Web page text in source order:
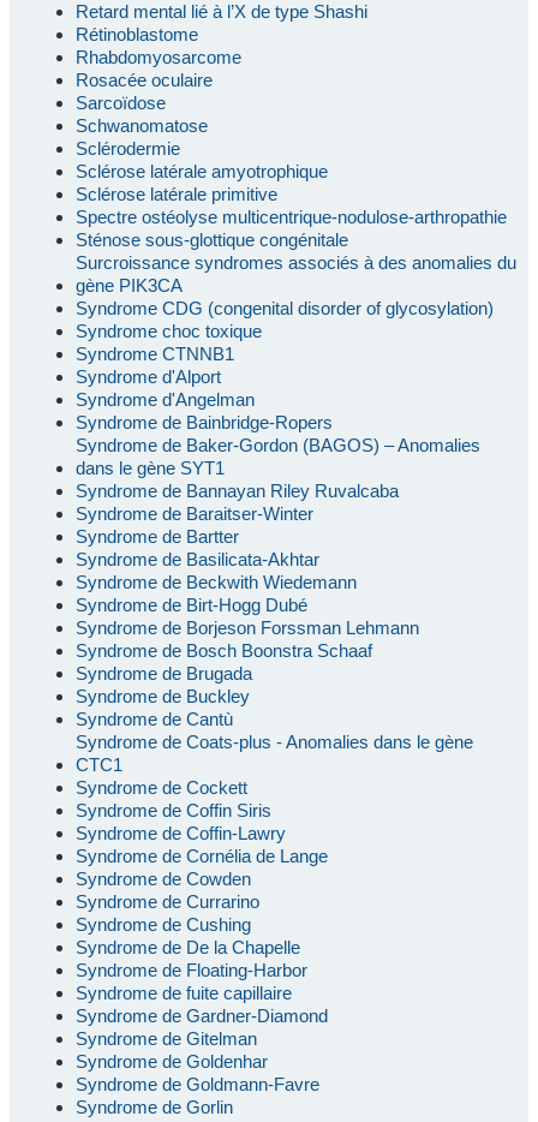
Retard mental lié à l’X de type Shashi
Rétinoblastome
Rhabdomyosarcome
Rosacée oculaire
Sarcoïdose
Schwanomatose
Sclérodermie
Sclérose latérale amyotrophique
Sclérose latérale primitive
Spectre ostéolyse multicentrique-nodulose-arthropathie
Sténose sous-glottique congénitale
Surcroissance syndromes associés à des anomalies du
gène PIK3CA
Syndrome CDG (congenital disorder of glycosylation)
Syndrome choc toxique
Syndrome CTNNB1
Syndrome d'Alport
Syndrome d'Angelman
Syndrome de Bainbridge-Ropers
Syndrome de Baker-Gordon (BAGOS) – Anomalies
dans le gène SYT1
Syndrome de Bannayan Riley Ruvalcaba
Syndrome de Baraitser-Winter
Syndrome de Bartter
Syndrome de Basilicata-Akhtar
Syndrome de Beckwith Wiedemann
Syndrome de Birt-Hogg Dubé
Syndrome de Borjeson Forssman Lehmann
Syndrome de Bosch Boonstra Schaaf
Syndrome de Brugada
Syndrome de Buckley
Syndrome de Cantù
Syndrome de Coats-plus - Anomalies dans le gène
CTC1
Syndrome de Cockett
Syndrome de Coffin Siris
Syndrome de Coffin-Lawry
Syndrome de Cornélia de Lange
Syndrome de Cowden
Syndrome de Currarino
Syndrome de Cushing
Syndrome de De la Chapelle
Syndrome de Floating-Harbor
Syndrome de fuite capillaire
Syndrome de Gardner-Diamond
Syndrome de Gitelman
Syndrome de Goldenhar
Syndrome de Goldmann-Favre
Syndrome de Gorlin